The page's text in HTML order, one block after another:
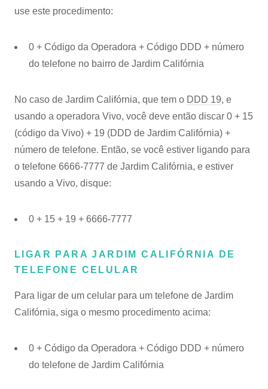
use este procedimento:
0 + Código da Operadora + Código DDD + número
do telefone no bairro de Jardim Califórnia
No caso de Jardim Califórnia, que tem o DDD 19, e
usando a operadora Vivo, você deve então discar 0 + 15
(código da Vivo) + 19 (DDD de Jardim Califórnia) +
número de telefone. Então, se você estiver ligando para
o telefone 6666-7777 de Jardim Califórnia, e estiver
usando a Vivo, disque:
0 + 15 + 19 + 6666-7777
LIGAR PARA JARDIM CALIFÓRNIA DE
TELEFONE CELULAR
Para ligar de um celular para um telefone de Jardim
Califórnia, siga o mesmo procedimento acima:
0 + Código da Operadora + Código DDD + número
do telefone de Jardim Califórnia